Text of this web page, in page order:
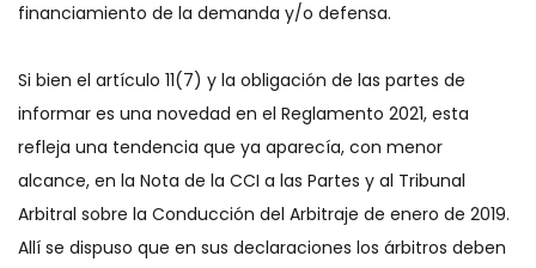
financiamiento de la demanda y/o defensa.
Si bien el artículo 11(7) y la obligación de las partes de
informar es una novedad en el Reglamento 2021, esta
refleja una tendencia que ya aparecía, con menor
alcance, en la Nota de la CCI a las Partes y al Tribunal
Arbitral sobre la Conducción del Arbitraje de enero de 2019.
Allí se dispuso que en sus declaraciones los árbitros deben